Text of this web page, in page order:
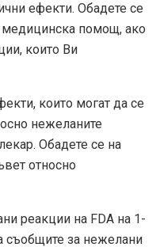
ефекти. Обадете се
медицинска помощ, ако
които Ви
които могат да се
нежеланите
Обадете се на
относно
реакции на FDA на 1-
за нежелани